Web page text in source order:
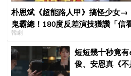
朴恩斌《超能路人甲》搞怪少女→
鬼霸總！180度反差演技獲讚「信
韓劇
短短幾十秒竟
俊、安恩真《